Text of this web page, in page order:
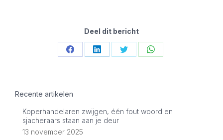
Deel dit bericht
Share Share Share Share
Recente artikelen
Koperhandelaren zwijgen, één fout woord en
sjacheraars staan aan je deur
13 november 2025